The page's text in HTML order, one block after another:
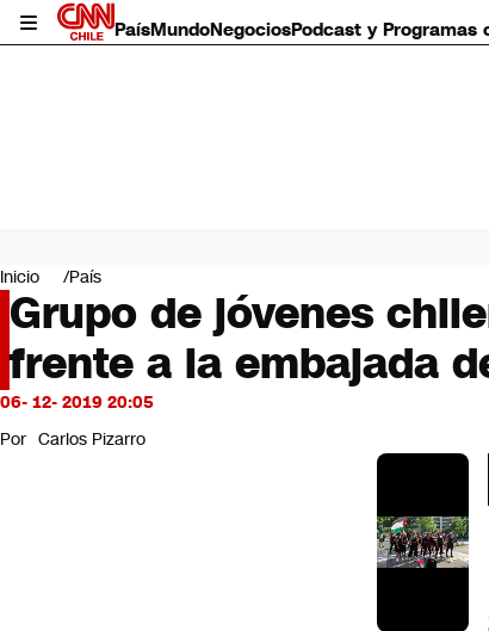
PaísMundoNegociosPodcast y Programas
Mundo
Negocios
Deportes
Programas completos
Cultura
Servicios
Bits
CNN Data
Inicio País
Grupo de jóvenes
frente a la embajada
06- 12- 2019 20:05
Por Carlos Pizarro